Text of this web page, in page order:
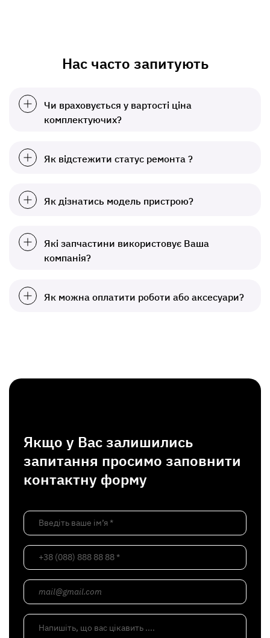
Нас часто запитують
Чи враховується у вартості ціна
комплектуючих?
Як відстежити статус ремонта ?
Як дізнатись модель пристрою?
Які запчастини використовує Ваша
компанія?
Як можна оплатити роботи або аксесуари?
Якщо у Вас залишились
запитання просимо заповнити
контактну форму
Введіть ваше ім’я *
+38 (088) 888 88 88 *
mail@gmail.com
Напишіть, що вас цікавить ....